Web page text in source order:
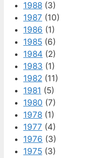
1988 (3)
1987 (10)
1986 (1)
1985 (6)
1984 (2)
1983 (1)
1982 (11)
1981 (5)
1980 (7)
1978 (1)
1977 (4)
1976 (3)
1975 (3)